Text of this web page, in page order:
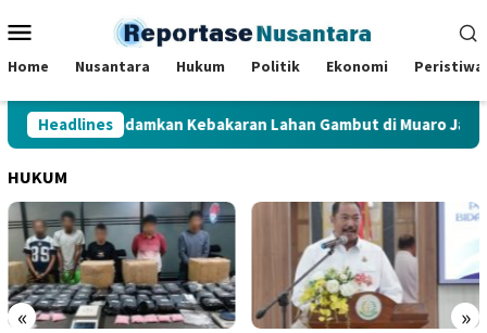
ke
Mobile
Home Nusantara Hukum Politik Ekonomi Peristiwa
HeadlinesPadamkan Kebakaran Lahan Gambut di Muaro Jambi
HUKUM
« »